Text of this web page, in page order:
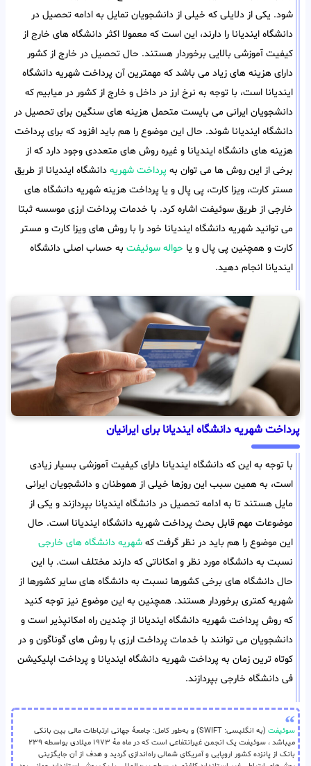
شود. یکی از دلایلی که خیلی از دانشجویان تمایل به ادامه تحصیل در
دانشگاه ایندیانا را دارند، این است که معمولا اکثر دانشگاه های خارج از
کیفیت آموزشی بالایی برخوردار هستند. حال تحصیل در خارج از کشور
دارای هزینه های زیاد می باشد که مهمترین آن پرداخت شهریه دانشگاه
ایندیانا است، با توجه به نرخ ارز در داخل و خارج از کشور در میابیم که
دانشجویان ایرانی می بایست متحمل هزینه های سنگین برای تحصیل در
دانشگاه ایندیانا شوند. حال این موضوع را هم باید افزود که برای پرداخت
هزینه های دانشگاه ایندیانا و غیره روش های متعددی وجود دارد که از
برخی از این روش ها می توان به پرداخت شهریه دانشگاه ایندیانا از طریق
مستر کارت، ویزا کارت، پی پال و یا پرداخت هزینه شهریه دانشگاه های
خارجی از طریق سوئیفت اشاره کرد. با خدمات پرداخت ارزی موسسه ثبتا
می توانید شهریه دانشگاه ایندیانا خود را با روش های ویزا کارت و مستر
کارت و همچنین پی پال و یا حواله سوئیفت به حساب اصلی دانشگاه
ایندیانا انجام دهید.
پرداخت شهریه دانشگاه ایندیانا برای ایرانیان
با توجه به این که دانشگاه ایندیانا دارای کیفیت آموزشی بسیار زیادی
است، به همین سبب این روزها خیلی از هموطنان و دانشجویان ایرانی
مایل هستند تا به ادامه تحصیل در دانشگاه ایندیانا بپردازند و یکی از
موضوعات مهم قابل بحث پرداخت شهریه دانشگاه ایندیانا است. حال
این موضوع را هم باید در نظر گرفت که شهریه دانشگاه های خارجی
نسبت به دانشگاه مورد نظر و امکاناتی که دارند مختلف است. با این
حال دانشگاه های برخی کشورها نسبت به دانشگاه های سایر کشورها از
شهریه کمتری برخوردار هستند. همچنین به این موضوع نیز توجه کنید
که روش پرداخت شهریه دانشگاه ایندیانا از چندین راه امکانپذیر است و
دانشجویان می توانند با خدمات پرداخت ارزی با روش های گوناگون و در
کوتاه ترین زمان به پرداخت شهریه دانشگاه ایندیانا و پرداخت اپلیکیشن
فی دانشگاه خارجی بپردازند.
سوئیفت
(به انگلیسی: SWIFT) و به‌طور کامل: جامعهٔ جهانی ارتباطات مالی بین بانکی
میباشد ، سوئیفت یک انجمن غیرانتفاعی است که در ماه مهٔ ۱۹۷۳ میلادی بواسطه ۲۳۹
بانک از پانزده کشور اروپایی و آمریکای شمالی راه‌اندازی گردید و هدف از آن جایگزینی